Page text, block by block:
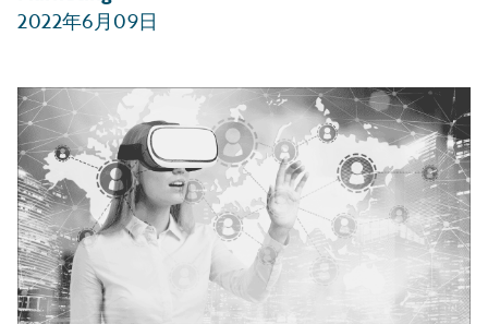
2022年6月09日